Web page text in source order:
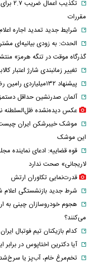
مقررات
شرایط جدید تمدید اجاره
الحدث: به زودی بیانیه‌ای
گذرگاه موقت در تنگه هرمز»
تغییر زمانبندی‌ شارژ اعتبار
پیشنهاد ۱۳۲میلیاردی رامین رضاییان به استقلال
آلمان صدرنشین حداقل
عکس دیده‌نشده ظل‌السلطنه
موشک خیبرشکن ایران
این موشک
قوه قضاییه: ادعای نماینده
لاریجانی» صحت ندارد
قدرت‌نمایی تکاوران ارتش
شرط جدید بازنشستگی اعلام
هجوم خودروسازان چینی به
می‌کنند؟
کدام بازیکنان تیم فوتبال
آیا دکترین اختاپوس در برابر
تخم‌مرغ خام، آب‌پز یا